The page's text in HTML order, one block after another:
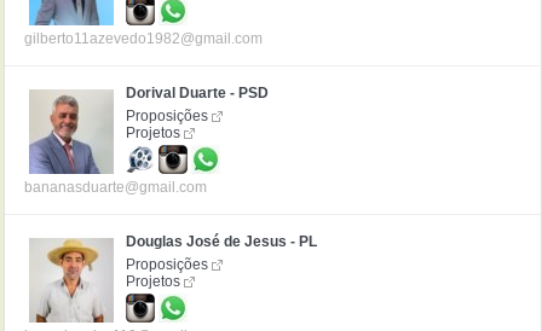
gilberto11azevedo1982@gmail.com
Dorival Duarte - PSD
Proposições
Projetos
bananasduarte@gmail.com
Douglas José de Jesus - PL
Proposições
Projetos